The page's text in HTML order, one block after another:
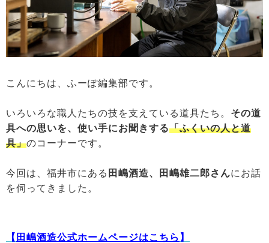
こんにちは、ふーぽ編集部です。
いろいろな職人たちの技を支えている道具たち。 その道
具への思いを、使い手にお聞きする「ふくいの人と道
具」のコーナーです。
今回は、福井市にある 田嶋酒造、田嶋雄二郎さんにお話
を伺ってきました。
【 田嶋酒造公式ホームページはこちら 】